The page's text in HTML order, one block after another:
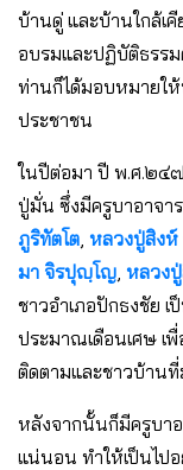
บ้านดู่ และบ้านใกล้เ
อบรมและปฏิบัติธรร
ท่านก็ได้มอบหมายใ
ประชาชน
ในปีต่อมา ปี พ.ศ.๒๔
ปู่มั่น ซึ่งมีครูบาอาจา
ภูริทัตโต หลวงปู่สิงห์
มา จิรปุญฺโญ หลวง
ชาวอำเภอปักธงชัย
ประมาณเดือนเศษ เ
ติดตามและชาวบ้าน
หลังจากนั้นก็มีครูบา
แน่นอน ทำให้เป็นไป